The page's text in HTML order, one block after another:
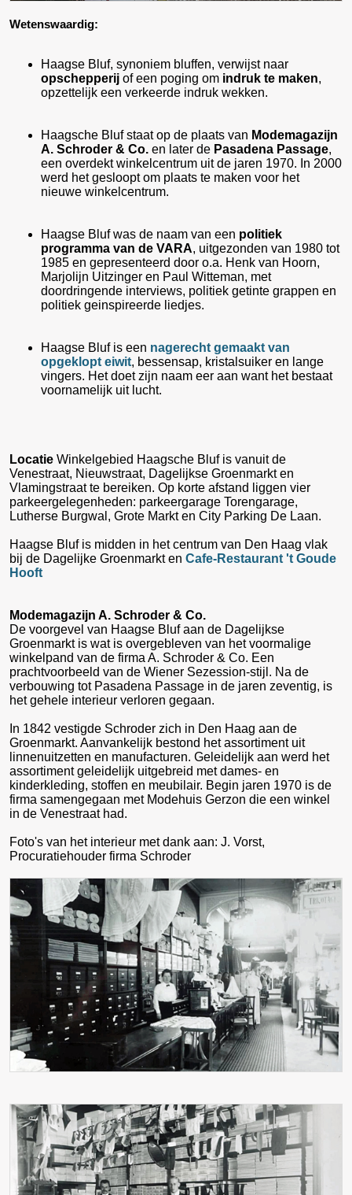
Wetenswaardig:
Haagse Bluf, synoniem bluffen, verwijst naar
opschepperij of een poging om indruk te maken,
opzettelijk een verkeerde indruk wekken.
Haagsche Bluf staat op de plaats van Modemagazijn
A. Schroder & Co. en later de Pasadena Passage,
een overdekt winkelcentrum uit de jaren 1970. In 2000
werd het gesloopt om plaats te maken voor het
nieuwe winkelcentrum.
Haagse Bluf was de naam van een politiek
programma van de VARA, uitgezonden van 1980 tot
1985 en gepresenteerd door o.a. Henk van Hoorn,
Marjolijn Uitzinger en Paul Witteman, met
doordringende interviews, politiek getinte grappen en
politiek geinspireerde liedjes.
Haagse Bluf is een nagerecht gemaakt van
opgeklopt eiwit, bessensap, kristalsuiker en lange
vingers. Het doet zijn naam eer aan want het bestaat
voornamelijk uit lucht.
Locatie Winkelgebied Haagsche Bluf is vanuit de
Venestraat, Nieuwstraat, Dagelijkse Groenmarkt en
Vlamingstraat te bereiken. Op korte afstand liggen vier
parkeergelegenheden: parkeergarage Torengarage,
Lutherse Burgwal, Grote Markt en City Parking De Laan.
Haagse Bluf is midden in het centrum van Den Haag vlak
bij de Dagelijke Groenmarkt en Cafe-Restaurant 't Goude
Hooft
Modemagazijn A. Schroder & Co.
De voorgevel van Haagse Bluf aan de Dagelijkse
Groenmarkt is wat is overgebleven van het voormalige
winkelpand van de firma A. Schroder & Co. Een
prachtvoorbeeld van de Wiener Sezession-stijl. Na de
verbouwing tot Pasadena Passage in de jaren zeventig, is
het gehele interieur verloren gegaan.
In 1842 vestigde Schroder zich in Den Haag aan de
Groenmarkt. Aanvankelijk bestond het assortiment uit
linnenuitzetten en manufacturen. Geleidelijk aan werd het
assortiment geleidelijk uitgebreid met dames- en
kinderkleding, stoffen en meubilair. Begin jaren 1970 is de
firma samengegaan met Modehuis Gerzon die een winkel
in de Venestraat had.
Foto's van het interieur met dank aan: J. Vorst,
Procuratiehouder firma Schroder